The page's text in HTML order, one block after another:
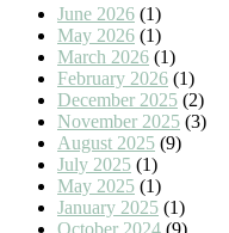
June 2026 (1)
May 2026 (1)
March 2026 (1)
February 2026 (1)
December 2025 (2)
November 2025 (3)
August 2025 (9)
July 2025 (1)
May 2025 (1)
January 2025 (1)
October 2024 (9)